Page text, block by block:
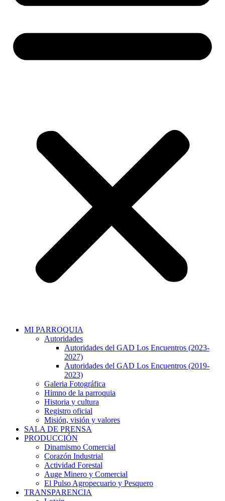
MI PARROQUIA
Autoridades
Autoridades del GAD Los Encuentros (2023-
2027)
Autoridades del GAD Los Encuentros (2019-
2023)
Galeria Fotográfica
Himno de la parroquia
Historia y cultura
Registro oficial
Misión, visión y valores
SALA DE PRENSA
PRODUCCIÓN
Dinamismo Comercial
Corazón Industrial
Actividad Forestal
Auge Minero y Comercial
El Pulso Agropecuario y Pesquero
TRANSPARENCIA